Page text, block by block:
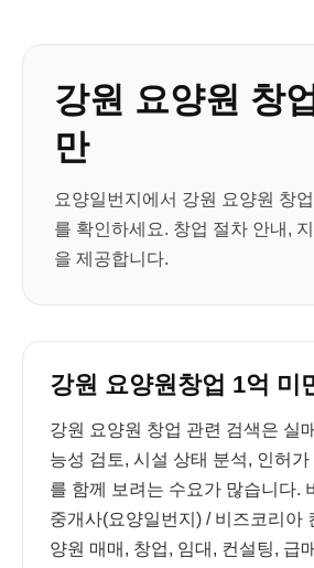
강원 요양원 창
만
요양일번지에서 강원 요양원 창
를 확인하세요. 창업 절차 안내,
을 제공합니다.
강원 요양원창업 1억 미
강원 요양원 창업 관련 검색은 실
능성 검토, 시설 상태 분석, 인허가
를 함께 보려는 수요가 많습니다.
중개사(요양일번지) / 비즈코리아
양원 매매, 창업, 임대, 컨설팅, 급